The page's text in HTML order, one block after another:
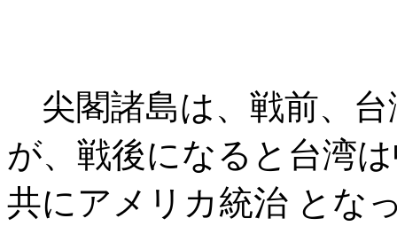
尖閣諸島は、戦前、
が、戦後になると台湾
共にアメリカ統治 とな